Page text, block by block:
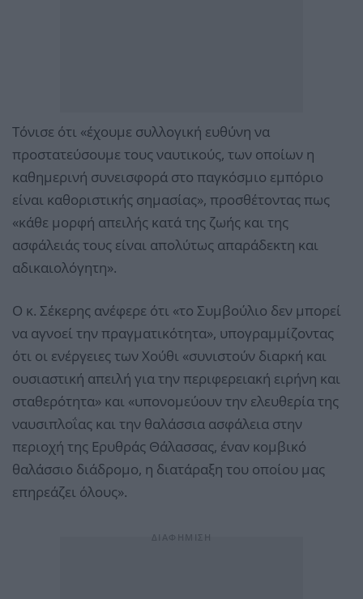
Τόνισε ότι «έχουμε συλλογική ευθύνη να
προστατεύσουμε τους ναυτικούς, των οποίων η
καθημερινή συνεισφορά στο παγκόσμιο εμπόριο
είναι καθοριστικής σημασίας», προσθέτοντας πως
«κάθε μορφή απειλής κατά της ζωής και της
ασφάλειάς τους είναι απολύτως απαράδεκτη και
αδικαιολόγητη».
Ο κ. Σέκερης ανέφερε ότι «το Συμβούλιο δεν μπορεί
να αγνοεί την πραγματικότητα», υπογραμμίζοντας
ότι οι ενέργειες των Χούθι «συνιστούν διαρκή και
ουσιαστική απειλή για την περιφερειακή ειρήνη και
σταθερότητα» και «υπονομεύουν την ελευθερία της
ναυσιπλοΐας και την θαλάσσια ασφάλεια στην
περιοχή της Ερυθράς Θάλασσας, έναν κομβικό
θαλάσσιο διάδρομο, η διατάραξη του οποίου μας
επηρεάζει όλους».